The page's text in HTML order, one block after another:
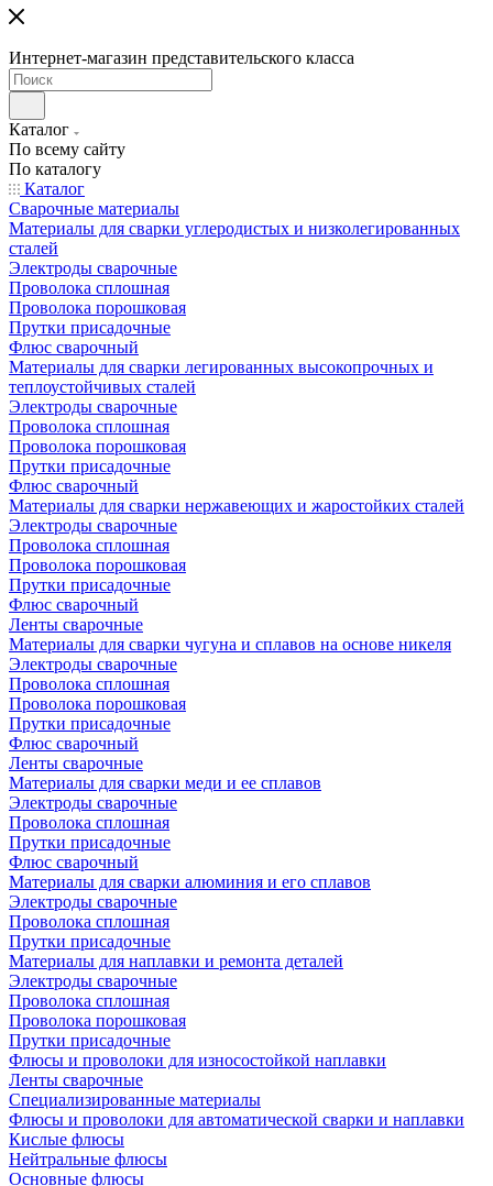
Интернет-магазин представительского класса
Каталог
По всему сайту
По каталогу
Каталог
Сварочные материалы
Материалы для сварки углеродистых и низколегированных
сталей
Электроды сварочные
Проволока сплошная
Проволока порошковая
Прутки присадочные
Флюс сварочный
Материалы для сварки легированных высокопрочных и
теплоустойчивых сталей
Электроды сварочные
Проволока сплошная
Проволока порошковая
Прутки присадочные
Флюс сварочный
Материалы для сварки нержавеющих и жаростойких сталей
Электроды сварочные
Проволока сплошная
Проволока порошковая
Прутки присадочные
Флюс сварочный
Ленты сварочные
Материалы для сварки чугуна и сплавов на основе никеля
Электроды сварочные
Проволока сплошная
Проволока порошковая
Прутки присадочные
Флюс сварочный
Ленты сварочные
Материалы для сварки меди и ее сплавов
Электроды сварочные
Проволока сплошная
Прутки присадочные
Флюс сварочный
Материалы для сварки алюминия и его сплавов
Электроды сварочные
Проволока сплошная
Прутки присадочные
Материалы для наплавки и ремонта деталей
Электроды сварочные
Проволока сплошная
Проволока порошковая
Прутки присадочные
Флюсы и проволоки для износостойкой наплавки
Ленты сварочные
Специализированные материалы
Флюсы и проволоки для автоматической сварки и наплавки
Кислые флюсы
Нейтральные флюсы
Основные флюсы